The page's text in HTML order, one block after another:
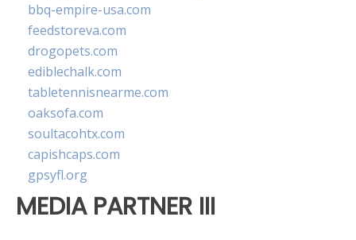
bbq-empire-usa.com
feedstoreva.com
drogopets.com
ediblechalk.com
tabletennisnearme.com
oaksofa.com
soultacohtx.com
capishcaps.com
gpsyfl.org
MEDIA PARTNER III